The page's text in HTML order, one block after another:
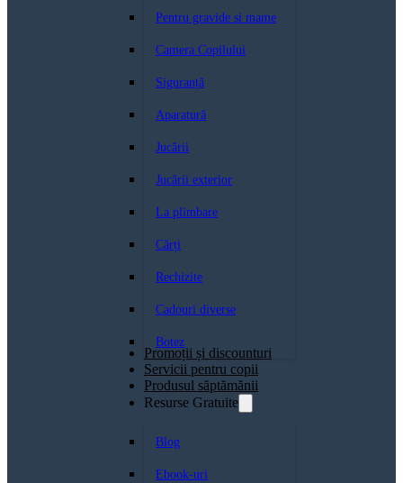
Pentru gravide si mame
Camera Copilului
Siguranță
Aparatură
Jucării
Jucării exterior
La plimbare
Cărți
Rechizite
Cadouri diverse
Botez
Promoții și discounturi
Servicii pentru copii
Produsul săptămănii
Resurse Gratuite
Blog
Ebook-uri